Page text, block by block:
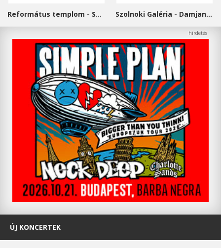
Református templom - Salgótarján Szolnoki Galéria - Damjanich János Múzeum
ÚJ KONCERTEK